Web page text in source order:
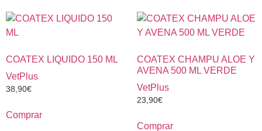
COATEX LIQUIDO 150 ML
VetPlus
38,90€
Comprar
COATEX CHAMPU ALOE Y
AVENA 500 ML VERDE
VetPlus
23,90€
Comprar